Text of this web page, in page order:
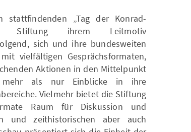
„Tag der Konrad-
Stiftung ihrem Leitmotiv
sich und ihre bundesweiten
vielfältigen Gesprächsformaten,
Aktionen in den Mittelpunkt
mehr als nur Einblicke in ihre
Vielmehr bietet die Stiftung
Raum für Diskussion und
und zeithistorischen aber auch